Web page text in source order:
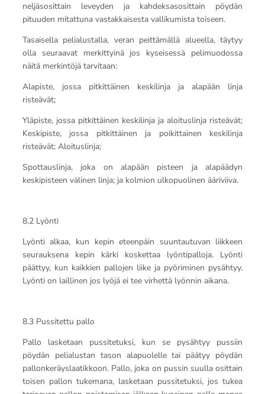
neljäsosittain leveyden ja kahdeksasosittain pöydän
pituuden mitattuna vastakkaisesta vallikumista toiseen.
Tasaisella pelialustalla, veran peittämällä alueella, täytyy
olla seuraavat merkittyinä jos kyseisessä pelimuodossa
näitä merkintöjä tarvitaan:
Alapiste, jossa pitkittäinen keskilinja ja alapään linja
risteävät;
Yläpiste, jossa pitkittäinen keskilinja ja aloituslinja risteävät;
Keskipiste, jossa pitkittäinen ja poikittainen keskilinja
risteävät; Aloituslinja;
Spottauslinja, joka on alapään pisteen ja alapäädyn
keskipisteen välinen linja; ja kolmion ulkopuolinen ääriviiva.
8.2 Lyönti
Lyönti alkaa, kun kepin eteenpäin suuntautuvan liikkeen
seurauksena kepin kärki koskettaa lyöntipalloja. Lyönti
päättyy, kun kaikkien pallojen liike ja pyöriminen pysähtyy.
Lyönti on laillinen jos lyöjä ei tee virhettä lyönnin aikana.
8.3 Pussitettu pallo
Pallo lasketaan pussitetuksi, kun se pysähtyy pussiin
pöydän pelialustan tason alapuolelle tai päätyy pöydän
pallonkeräyslaatikkoon. Pallo, joka on pussin suulla osittain
toisen pallon tukemana, lasketaan pussitetuksi, jos tukea